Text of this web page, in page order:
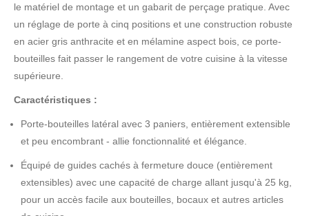
le matériel de montage et un gabarit de perçage pratique. Avec
un réglage de porte à cinq positions et une construction robuste
en acier gris anthracite et en mélamine aspect bois, ce porte-
bouteilles fait passer le rangement de votre cuisine à la vitesse
supérieure.
Caractéristiques :
Porte-bouteilles latéral avec 3 paniers, entièrement extensible
et peu encombrant - allie fonctionnalité et élégance.
Équipé de guides cachés à fermeture douce (entièrement
extensibles) avec une capacité de charge allant jusqu'à 25 kg,
pour un accès facile aux bouteilles, bocaux et autres articles